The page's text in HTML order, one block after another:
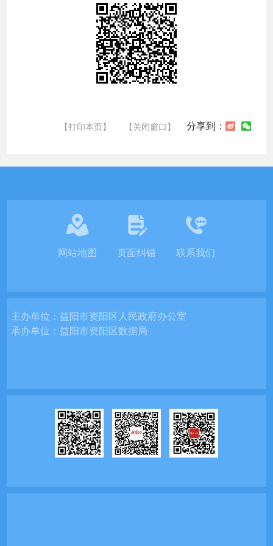
【打印本页】 【关闭窗口】 分享到：
网站地图 页面纠错 联系我们
主办单位：益阳市资阳区人民政府办公室
承办单位：益阳市资阳区数据局